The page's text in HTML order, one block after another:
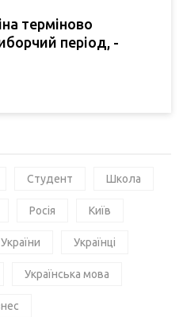
терміново
період, -
Студент Школа
Росія Київ
Українці
Українська мова